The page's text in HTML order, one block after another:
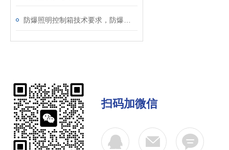
扫码加微信